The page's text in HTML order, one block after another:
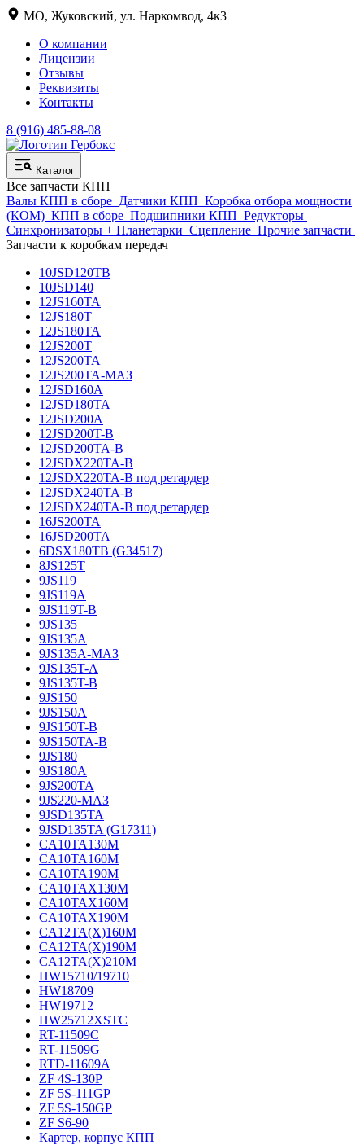
МО, Жуковский, ул. Наркомвод, 4к3
О компании
Лицензии
Отзывы
Реквизиты
Контакты
8 (916) 485-88-08
Каталог
Все запчасти КПП
Валы КПП в сборе Датчики КПП Коробка отбора мощности
(КОМ) КПП в сборе Подшипники КПП Редукторы
Синхронизаторы + Планетарки Сцепление Прочие запчасти
Запчасти к коробкам передач
10JSD120TB
10JSD140
12JS160TA
12JS180T
12JS180TA
12JS200T
12JS200TA
12JS200TA-МАЗ
12JSD160A
12JSD180TA
12JSD200A
12JSD200T-B
12JSD200TA-B
12JSDX220TA-B
12JSDX220TA-B под ретардер
12JSDX240TA-B
12JSDX240TA-B под ретардер
16JS200TA
16JSD200TA
6DSX180TB (G34517)
8JS125T
9JS119
9JS119A
9JS119T-B
9JS135
9JS135A
9JS135A-МАЗ
9JS135T-A
9JS135T-B
9JS150
9JS150A
9JS150T-B
9JS150TA-B
9JS180
9JS180A
9JS200TA
9JS220-МАЗ
9JSD135TA
9JSD135TA (G17311)
CA10TA130M
CA10TA160M
CA10TA190M
CA10TAX130M
CA10TAX160M
CA10TAX190M
CA12TA(X)160M
CA12TA(X)190M
CA12TA(X)210M
HW15710/19710
HW18709
HW19712
HW25712XSTC
RT-11509C
RT-11509G
RTD-11609A
ZF 4S-130P
ZF 5S-111GP
ZF 5S-150GP
ZF S6-90
Картер, корпус КПП